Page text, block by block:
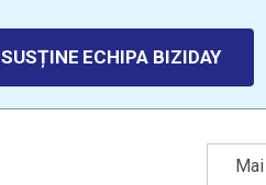
SUSȚINE ECHIPA BIZIDAY